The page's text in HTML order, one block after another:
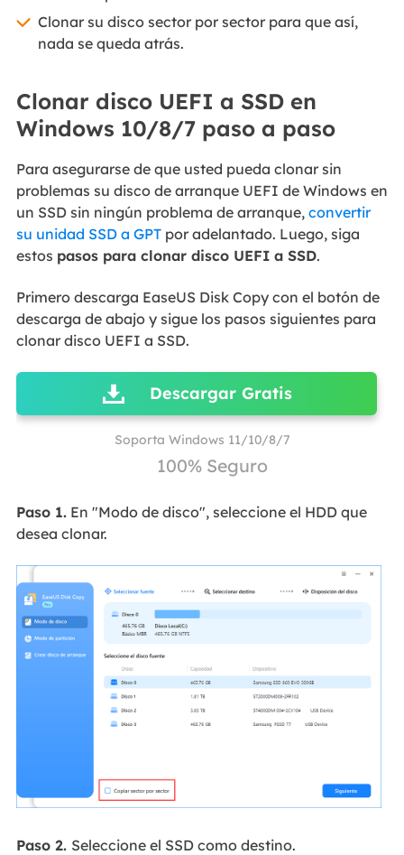
Clonar su disco sector por sector para que así,
nada se queda atrás.
Clonar disco UEFI a SSD en
Windows 10/8/7 paso a paso
Para asegurarse de que usted pueda clonar sin
problemas su disco de arranque UEFI de Windows en
un SSD sin ningún problema de arranque, convertir
su unidad SSD a GPTpor adelantado. Luego, siga
estos pasos para clonar disco UEFI a SSD.
Primero descarga EaseUS Disk Copy con el botón de
descarga de abajo y sigue los pasos siguientes para
clonar disco UEFI a SSD.
Descargar Gratis
Soporta Windows 11/10/8/7
100% Seguro
Paso 1.En "Modo de disco", seleccione el HDD que
desea clonar.
Paso 2. Seleccione el SSD como destino.